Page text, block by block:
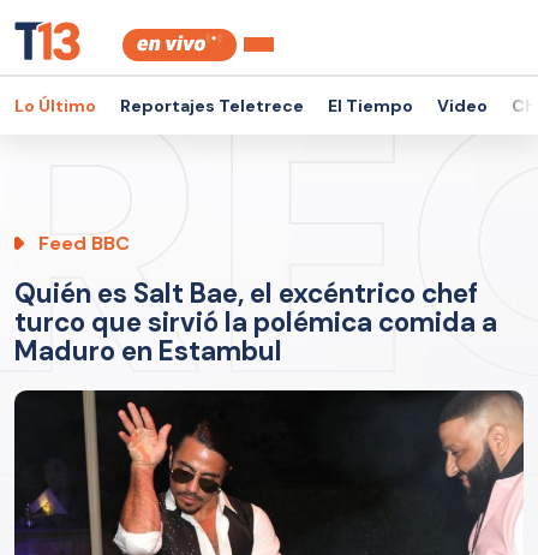
Lo Último Reportajes Teletrece El Tiempo Video
Feed BBC
Quién es Salt Bae, el excéntrico chef
turco que sirvió la polémica comida a
Maduro en Estambul